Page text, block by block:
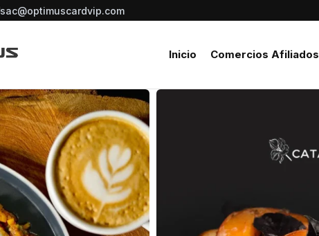
sac@optimuscardvip.com
Inicio Comercios Afiliados